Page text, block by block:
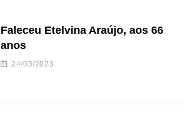
Faleceu Etelvina Araújo, aos 66
anos
24/03/2023